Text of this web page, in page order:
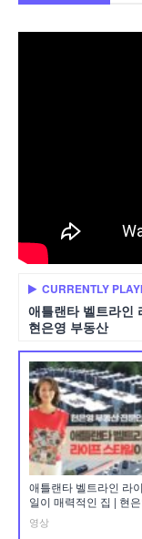
CURRENTLY
애틀랜타 벨트라인
현은영 부동산
애틀랜타 벨트라인 라
일이 매력적인 집 | 현
영상